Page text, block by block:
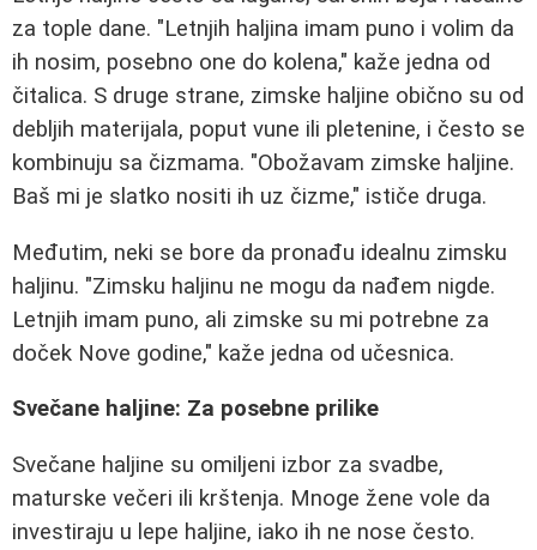
za tople dane. "Letnjih haljina imam puno i volim da
ih nosim, posebno one do kolena," kaže jedna od
čitalica. S druge strane, zimske haljine obično su od
debljih materijala, poput vune ili pletenine, i često se
kombinuju sa čizmama. "Obožavam zimske haljine.
Baš mi je slatko nositi ih uz čizme," ističe druga.
Međutim, neki se bore da pronađu idealnu zimsku
haljinu. "Zimsku haljinu ne mogu da nađem nigde.
Letnjih imam puno, ali zimske su mi potrebne za
doček Nove godine," kaže jedna od učesnica.
Svečane haljine: Za posebne prilike
Svečane haljine su omiljeni izbor za svadbe,
maturske večeri ili krštenja. Mnoge žene vole da
investiraju u lepe haljine, iako ih ne nose često.